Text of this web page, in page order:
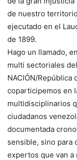
de nuestro
ejecutado en el
de 1899.
Hago un llamado,
multi sectoriales
NACIÓN/República
coparticipemos en
multidisciplinarios
ciudadanos
documentada
sensible, sino para
expertos que van